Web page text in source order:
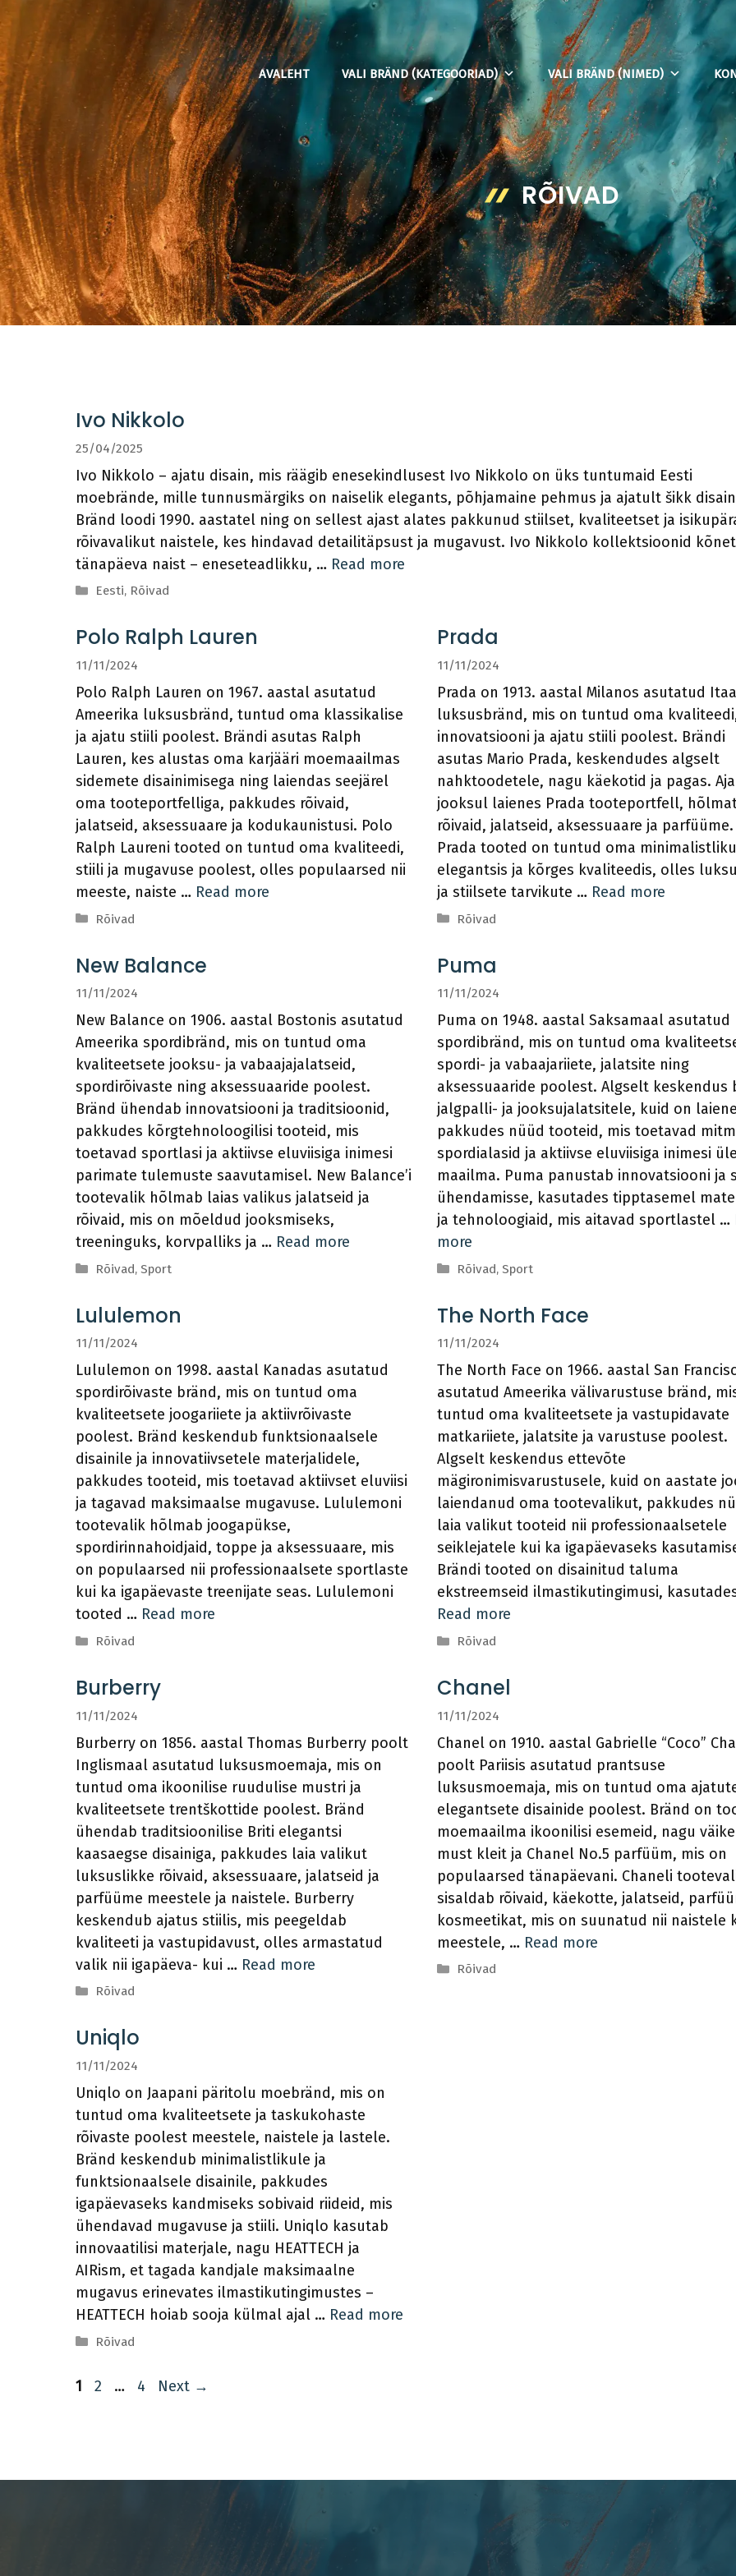
content
AVALEHT VALI BRÄND (KATEGOORIAD) VALI BRÄND (NIMED)
RÕIVAD
Ivo Nikkolo
25/04/2025
Ivo Nikkolo – ajatu disain, mis räägib enesekindlusest Ivo Nikkolo on üks tuntumaid Eesti
moebrände, mille tunnusmärgiks on naiselik elegants, põhjamaine pehmus ja ajatult šikk
Bränd loodi 1990. aastatel ning on sellest ajast alates pakkunud stiilset, kvaliteetset ja
rõivavalikut naistele, kes hindavad detailitäpsust ja mugavust. Ivo Nikkolo kollektsioonid
tänapäeva naist – eneseteadlikku, … Read more
Categories
Eesti, Rõivad
Polo Ralph Lauren
11/11/2024
Polo Ralph Lauren on 1967. aastal asutatud
Ameerika luksusbränd, tuntud oma klassikalise
ja ajatu stiili poolest. Brändi asutas Ralph
Lauren, kes alustas oma karjääri moemaailmas
sidemete disainimisega ning laiendas seejärel
oma tooteportfelliga, pakkudes rõivaid,
jalatseid, aksessuaare ja kodukaunistusi. Polo
Ralph Laureni tooted on tuntud oma kvaliteedi,
stiili ja mugavuse poolest, olles populaarsed nii
meeste, naiste … Read more
Categories
Rõivad
Prada
11/11/2024
Prada on 1913. aastal Milanos asutatud
luksusbränd, mis on tuntud oma
innovatsiooni ja ajatu stiili poolest. Brändi
asutas Mario Prada, keskendudes algselt
nahktoodetele, nagu käekotid ja pagas. Aja
jooksul laienes Prada tooteportfell,
rõivaid, jalatseid, aksessuaare ja parfüüme.
Prada tooted on tuntud oma
elegantsis ja kõrges kvaliteedis, olles
ja stiilsete tarvikute … Read more
Categories
Rõivad
New Balance
11/11/2024
New Balance on 1906. aastal Bostonis asutatud
Ameerika spordibränd, mis on tuntud oma
kvaliteetsete jooksu- ja vabaajajalatseid,
spordirõivaste ning aksessuaaride poolest.
Bränd ühendab innovatsiooni ja traditsioonid,
pakkudes kõrgtehnoloogilisi tooteid, mis
toetavad sportlasi ja aktiivse eluviisiga inimesi
parimate tulemuste saavutamisel. New Balance’i
tootevalik hõlmab laias valikus jalatseid ja
rõivaid, mis on mõeldud jooksmiseks,
treeninguks, korvpalliks ja … Read more
Categories
Rõivad,Sport
Puma
11/11/2024
Puma on 1948. aastal Saksamaal asutatud
spordibränd, mis on tuntud oma
spordi- ja vabaajariiete, jalatsite ning
aksessuaaride poolest. Algselt keskendus
jalgpalli- ja jooksujalatsitele, kuid on
pakkudes nüüd tooteid, mis toetavad
spordialasid ja aktiivse eluviisiga inimesi üle
maailma. Puma panustab innovatsiooni ja
ühendamisse, kasutades tipptasemel
ja tehnoloogiaid, mis aitavad sportlastel …
more
Categories
Rõivad,Sport
Lululemon
11/11/2024
Lululemon on 1998. aastal Kanadas asutatud
spordirõivaste bränd, mis on tuntud oma
kvaliteetsete joogariiete ja aktiivrõivaste
poolest. Bränd keskendub funktsionaalsele
disainile ja innovatiivsetele materjalidele,
pakkudes tooteid, mis toetavad aktiivset eluviisi
ja tagavad maksimaalse mugavuse. Lululemoni
tootevalik hõlmab joogapükse,
spordirinnahoidjaid, toppe ja aksessuaare, mis
on populaarsed nii professionaalsete sportlaste
kui ka igapäevaste treenijate seas. Lululemoni
tooted … Read more
Categories
Rõivad
The North Face
11/11/2024
The North Face on 1966. aastal San
asutatud Ameerika välivarustuse bränd,
tuntud oma kvaliteetsete ja vastupidavate
matkariiete, jalatsite ja varustuse poolest.
Algselt keskendus ettevõte
mägironimisvarustusele, kuid on aastate
laiendanud oma tootevalikut, pakkudes
laia valikut tooteid nii professionaalsetele
seiklejatele kui ka igapäevaseks
Brändi tooted on disainitud taluma
ekstreemseid ilmastikutingimusi,
Read more
Categories
Rõivad
Burberry
11/11/2024
Burberry on 1856. aastal Thomas Burberry poolt
Inglismaal asutatud luksusmoemaja, mis on
tuntud oma ikoonilise ruudulise mustri ja
kvaliteetsete trentškottide poolest. Bränd
ühendab traditsioonilise Briti elegantsi
kaasaegse disainiga, pakkudes laia valikut
luksuslikke rõivaid, aksessuaare, jalatseid ja
parfüüme meestele ja naistele. Burberry
keskendub ajatus stiilis, mis peegeldab
kvaliteeti ja vastupidavust, olles armastatud
valik nii igapäeva- kui … Read more
Categories
Rõivad
Chanel
11/11/2024
Chanel on 1910. aastal Gabrielle “Coco”
poolt Pariisis asutatud prantsuse
luksusmoemaja, mis on tuntud oma
elegantsete disainide poolest. Bränd on
moemaailma ikoonilisi esemeid, nagu väike
must kleit ja Chanel No.5 parfüüm, mis on
populaarsed tänapäevani. Chaneli
sisaldab rõivaid, käekotte, jalatseid,
kosmeetikat, mis on suunatud nii naistele
meestele, … Read more
Categories
Rõivad
Uniqlo
11/11/2024
Uniqlo on Jaapani päritolu moebränd, mis on
tuntud oma kvaliteetsete ja taskukohaste
rõivaste poolest meestele, naistele ja lastele.
Bränd keskendub minimalistlikule ja
funktsionaalsele disainile, pakkudes
igapäevaseks kandmiseks sobivaid riideid, mis
ühendavad mugavuse ja stiili. Uniqlo kasutab
innovaatilisi materjale, nagu HEATTECH ja
AIRism, et tagada kandjale maksimaalne
mugavus erinevates ilmastikutingimustes –
HEATTECH hoiab sooja külmal ajal … Read more
Categories
Rõivad
Page
1 Page
2 … Page
4 Next →